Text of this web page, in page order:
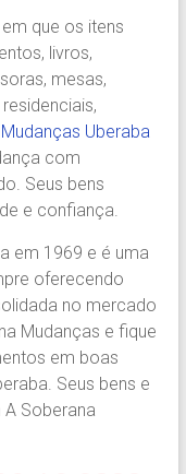
que os itens
livros,
mesas,
Mudanças Uberaba
com
Seus bens
e confiança.
em 1969 e é uma
oferecendo
no mercado
Mudanças e fique
em boas
Seus bens e
Soberana